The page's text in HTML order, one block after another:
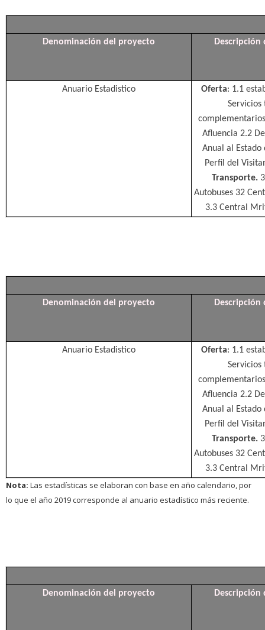
Denominación del proyecto Descripción
Anuario Estadistico Oferta: 1.1
Servicios
Afluencia 2.2
Anual al Estado
Perfil del
Transporte.
Autobuses 32
3.3 Central
Denominación del proyecto Descripción
Anuario Estadistico Oferta: 1.1
Servicios
Afluencia 2.2
Anual al Estado
Perfil del
Transporte.
Autobuses 32
3.3 Central
Nota: Las estadísticas se elaboran con base en año calendario, por
lo que el año 2019 corresponde al anuario estadístico más reciente.
Denominación del proyecto Descripción